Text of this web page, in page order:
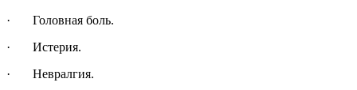
· Головная боль.
· Истерия.
· Невралгия.